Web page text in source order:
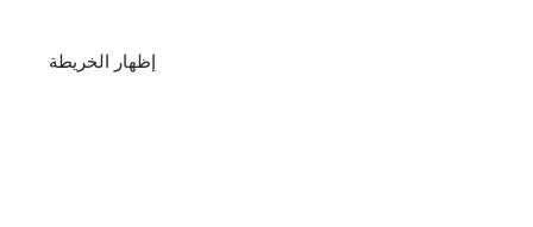
إظهار الخريطة